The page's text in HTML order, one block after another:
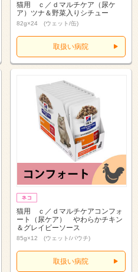
猫用 ｃ／ｄマルチケア（尿ケ
ア）ツナ＆野菜入りシチュー
82g×24 (ウェット/缶)
取扱い病院
猫用 ｃ／ｄマルチケアコンフォ
ート（尿ケア） やわらかチキン
＆グレイビーソース
85g×12 (ウェット/パウチ)
取扱い病院